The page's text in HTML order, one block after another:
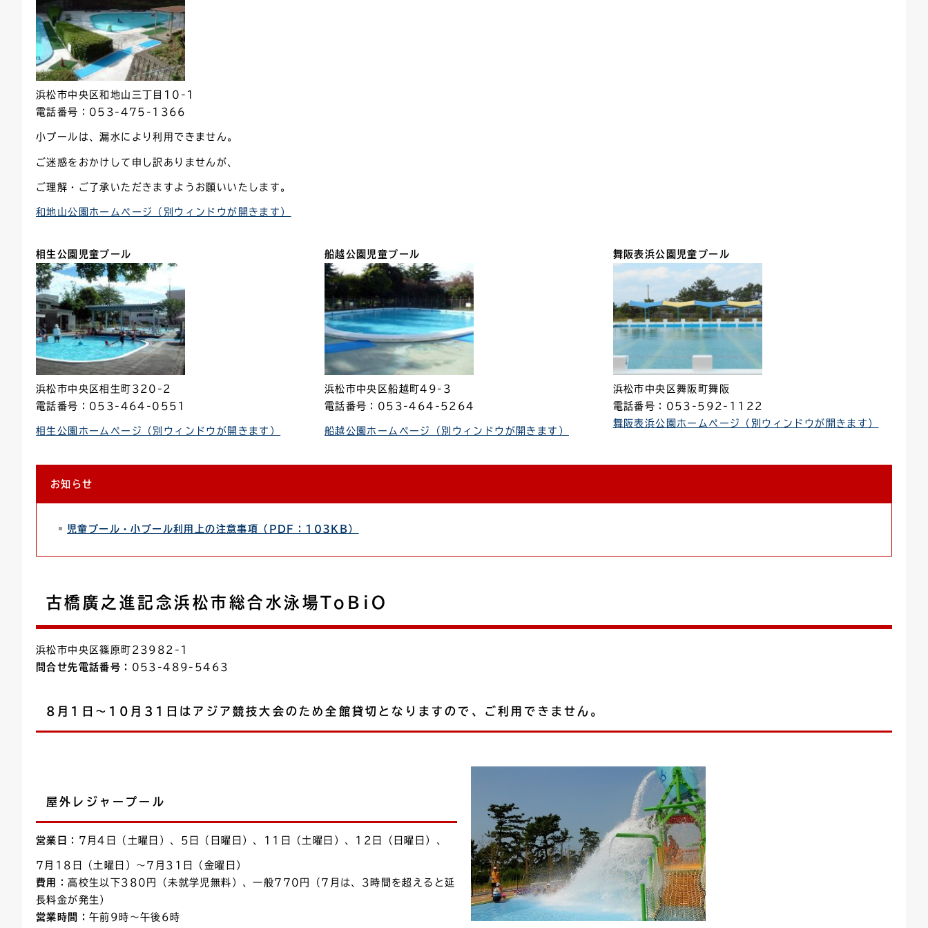
浜松市中央区和地山三丁目10-1
電話番号：053-475-1366
小プールは、漏水により利用できません。
ご迷惑をおかけして申し訳ありませんが、
ご理解・ご了承いただきますようお願いいたします。
和地山公園ホームページ（別ウィンドウが開きます）
相生公園 児童プール
浜松市中央区相生町320-2
電話番号：053-464-0551
相生公園ホームページ（別ウィンドウが開きます）
船越公園 児童プール
浜松市中央区船越町49-3
電話番号：053-464-5264
船越公園ホームページ（別ウィンドウが開きます）
舞阪表浜公園 児童プール
浜松市中央区舞阪町舞阪
電話番号：053-592-1122
舞阪表浜公園ホームページ（別ウィンドウが開きます）
お知らせ
児童プール・小プール利用上の注意事項（PDF：103KB）
古橋廣之進記念浜松市総合水泳場ToBiO
浜松市中央区篠原町23982-1
問合せ先電話番号： 053-489-5463
8月1日～10月31日はアジア競技大会のため全館貸切となりますので、ご利用できません。
屋外レジャープール
営業日： 7月4日（土曜日）、5日（日曜日）、11日（土曜日）、12日（日曜日）、
7月18日（土曜日）〜7月31日（金曜日）
費用：高校生以下380円（未就学児無料）、一般770円（7月は、3時間を超えると延
長料金が発生）
営業時間： 午前9時～午後6時